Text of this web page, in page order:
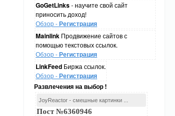
GoGetLinks- научите свой сайт
приносить доход!
Обзор -Регистрация
Mainlink Продвижение сайтов с
помощью текстовых ссылок.
Обзор -Регистрация
LinkFeed Биржа ссылок.
Обзор -Регистрация
Развлечения на выбор !
JoyReactor - смешные картинки ...
Пост №6360946